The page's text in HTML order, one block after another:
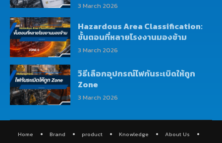
3 March 2026
Hazardous Area Classification:
ขั้นตอนที่หลายโรงงานมองข้าม
3 March 2026
วิธีเลือกอุปกรณ์ไฟกันระเบิดให้ถูก
Zone
3 March 2026
Home Brand product Knowledge
About Us